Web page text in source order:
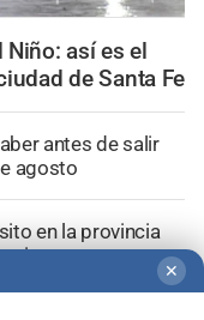
Niño: así es el
de Santa Fe
antes de salir
agosto
en la provincia
minuto
✕